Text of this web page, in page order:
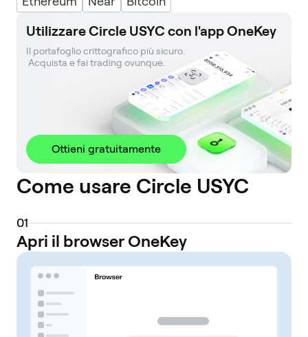
Utilizzare Circle USYC con l'app OneKey
Il portafoglio crittografico più sicuro.
Acquista e fai trading ovunque.
Ottieni gratuitamente
Come usare Circle USYC
01
Apri il browser OneKey